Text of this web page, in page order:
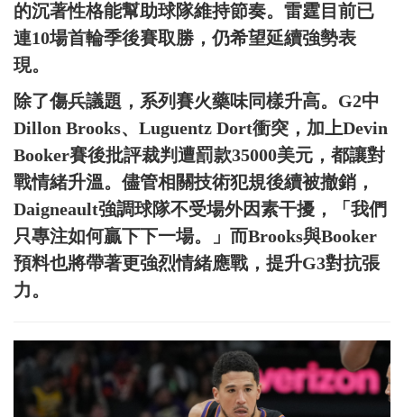
的沉著性格能幫助球隊維持節奏。雷霆目前已
連10場首輪季後賽取勝，仍希望延續強勢表
現。
除了傷兵議題，系列賽火藥味同樣升高。G2中
Dillon Brooks、Luguentz Dort衝突，加上Devin
Booker賽後批評裁判遭罰款35000美元，都讓對
戰情緒升溫。儘管相關技術犯規後續被撤銷，
Daigneault強調球隊不受場外因素干擾，「我們
只專注如何贏下下一場。」而Brooks與Booker
預料也將帶著更強烈情緒應戰，提升G3對抗張
力。